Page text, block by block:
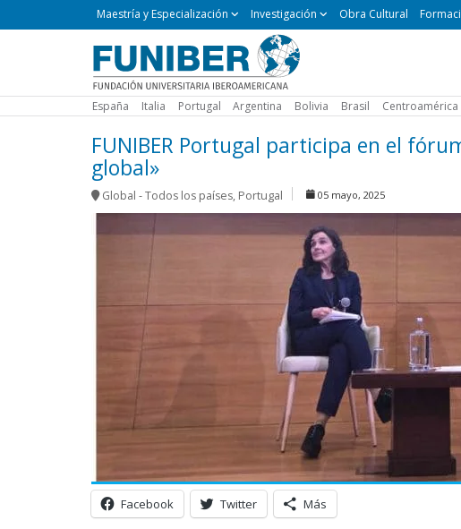
Maestría
Maestría y Especialización Investigación Obra Cultural
España Italia Portugal Argentina Bolivia Brasil Centroamérica
FUNIBER Portugal participa en el
global»
Global - Todos los países, Portugal 05 mayo, 2025
Facebook Twitter Más